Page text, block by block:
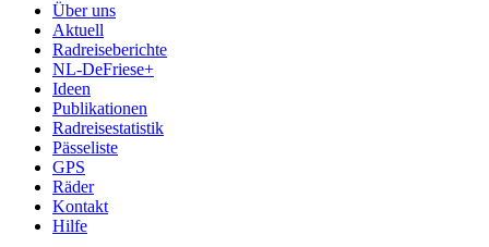
Über uns
Aktuell
Radreiseberichte
NL-DeFriese+
Ideen
Publikationen
Radreisestatistik
Pässeliste
GPS
Räder
Kontakt
Hilfe